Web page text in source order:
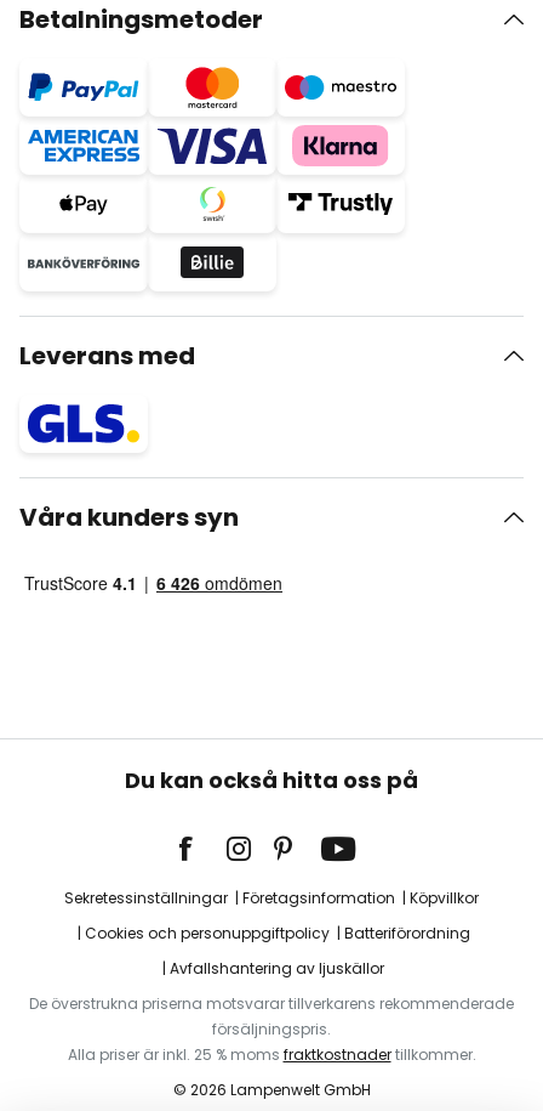
Betalningsmetoder
Leverans med
Våra kunders syn
Du kan också hitta oss på
Sekretessinställningar Företagsinformation
Köpvillkor
Cookies och personuppgiftpolicy
Batteriförordning
Avfallshantering av ljuskällor
De överstrukna priserna motsvarar tillverkarens rekommenderade
försäljningspris.
Alla priser är inkl. 25 % moms fraktkostnadertillkommer.
© 2026 Lampenwelt GmbH